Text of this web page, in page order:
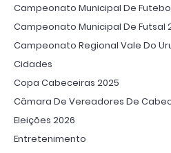
Campeonato Municipal De
Campeonato Municipal De Futsal
Campeonato Regional Vale Do
Cidades
Copa Cabeceiras 2025
Câmara De Vereadores De
Eleições 2026
Entretenimento